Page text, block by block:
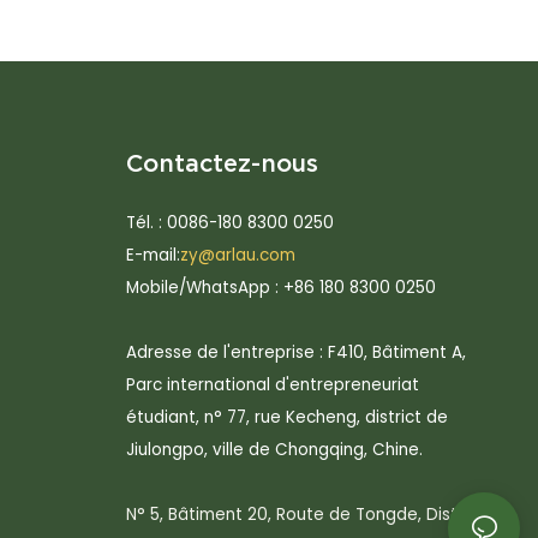
Contactez-nous
Tél. : 0086-180 8300 0250
E-mail:zy@arlau.com
Mobile/WhatsApp : +86 180 8300 0250
Adresse de l'entreprise : F410, Bâtiment A,
Parc international d'entrepreneuriat
étudiant, n° 77, rue Kecheng, district de
Jiulongpo, ville de Chongqing, Chine.
N° 5, Bâtiment 20, Route de Tongde, District